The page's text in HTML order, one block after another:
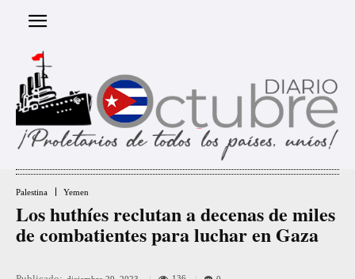
Palestina Yemen
Los huthíes reclutan a decenas de miles
de combatientes para luchar en Gaza